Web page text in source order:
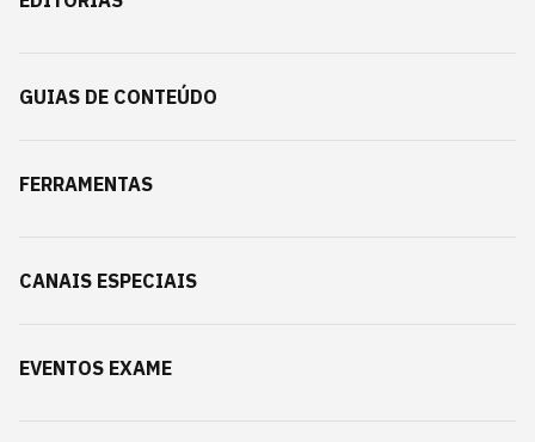
GUIAS DE CONTEÚDO
FERRAMENTAS
CANAIS ESPECIAIS
EVENTOS EXAME